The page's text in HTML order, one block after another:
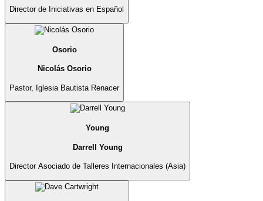
Director de Iniciativas en Español
Osorio
Nicolás Osorio
Pastor, Iglesia Bautista Renacer
Young
Darrell Young
Director Asociado de Talleres Internacionales (Asia)